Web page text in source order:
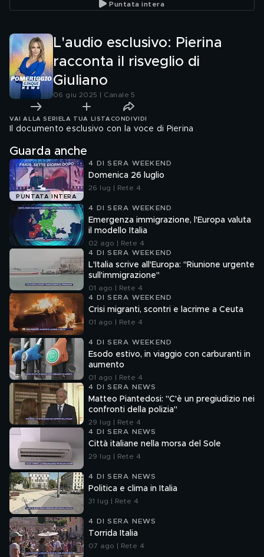
Puntata intera
L'audio esclusivo: Pierina
racconta il risveglio di
Giuliano
06 giu 2025 | Canale 5
VAI ALLA SERIE LA TUA LISTA CONDIVIDI
Il documento esclusivo con la voce di Pierina
Guarda anche
PUNTATA INTERA
4 DI SERA WEEKEND
Domenica 26 luglio
26 lug | Rete 4
4 DI SERA WEEKEND
Emergenza immigrazione, l'Europa valuta
il modello Italia
02 ago | Rete 4
4 DI SERA WEEKEND
L'Italia scrive all'Europa: "Riunione urgente
sull'immigrazione"
01 ago | Rete 4
4 DI SERA WEEKEND
Crisi migranti, scontri e lacrime a Ceuta
01 ago | Rete 4
4 DI SERA WEEKEND
Esodo estivo, in viaggio con carburanti in
aumento
01 ago | Rete 4
4 DI SERA NEWS
Matteo Piantedosi: "C'è un pregiudizio nei
confronti della polizia"
29 lug | Rete 4
4 DI SERA NEWS
Città italiane nella morsa del Sole
29 lug | Rete 4
4 DI SERA NEWS
Politica e clima in Italia
31 lug | Rete 4
4 DI SERA NEWS
Torrida Italia
07 ago | Rete 4